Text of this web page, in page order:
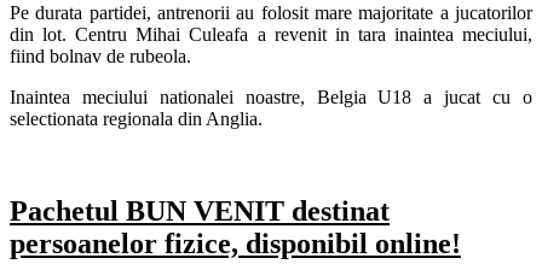
Pe durata partidei, antrenorii au folosit mare majoritate a jucatorilor
din lot. Centru Mihai Culeafa a revenit in tara inaintea meciului,
fiind bolnav de rubeola.
Inaintea meciului nationalei noastre, Belgia U18 a jucat cu o
selectionata regionala din Anglia.
Pachetul BUN VENIT destinat
persoanelor fizice, disponibil online!